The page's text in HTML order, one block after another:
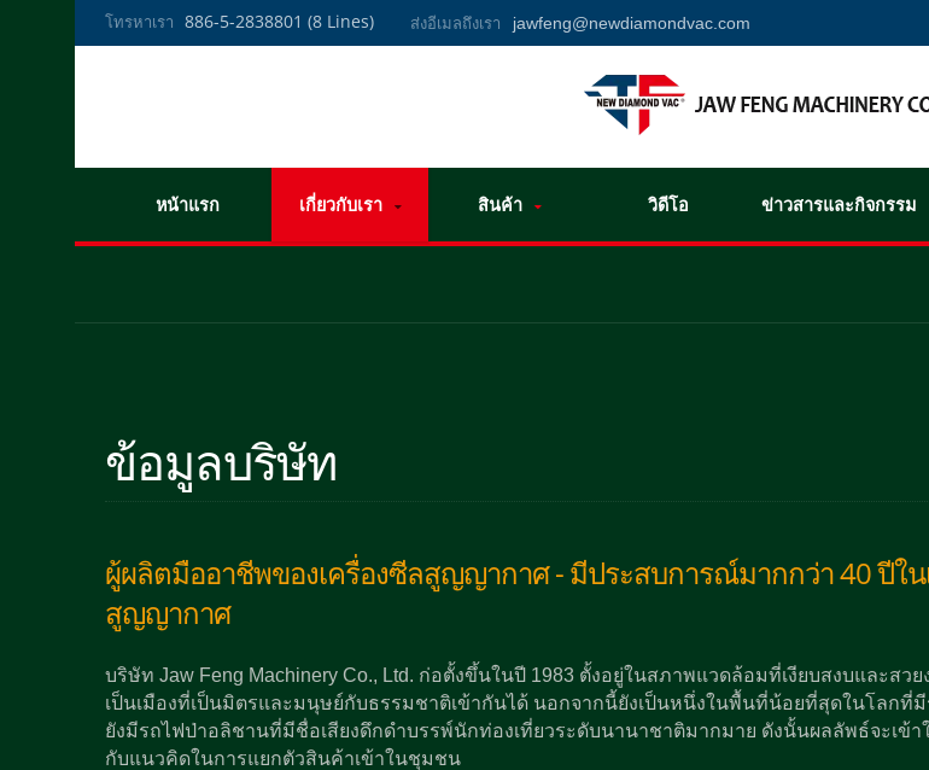
โทรหาเรา 886-5-2838801 (8 Lines) ส่งอีเมลถึงเรา jawfeng@newdiamondvac.com
หน้าแรก เกี่ยวกับเรา สินค้า วิดีโอ ข่าวสารและกิจกรรม
ข้อมูลบริษัท
ผู้ผลิตมืออาชีพของเครื่องซีลสูญญากาศ - มีประสบการณ์มากกว่า 40 ปีใ
สูญญากาศ
บริษัท Jaw Feng Machinery Co., Ltd. ก่อตั้งขึ้นในปี 1983 ตั้งอยู่ในสภาพแวดล้อมที่เงียบสงบและสวย
เป็นเมืองที่เป็นมิตรและมนุษย์กับธรรมชาติเข้ากันได้ นอกจากนี้ยังเป็นหนึ่งในพื้นที่น้อยที่สุดในโลกที่
ยังมีรถไฟป่าอลิชานที่มีชื่อเสียงดึกดำบรรพ์นักท่องเที่ยวระดับนานาชาติมากมาย ดังนั้นผลลัพธ์จะเข้
กับแนวคิดในการแยกตัวสินค้าเข้าในชุมชน